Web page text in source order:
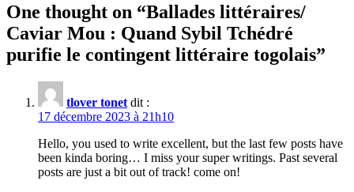
One thought on “Ballades littéraires/
Caviar Mou : Quand Sybil Tchédré
purifie le contingent littéraire togolais”
tlover tonet dit :
17 décembre 2023 à 21h10
Hello, you used to write excellent, but the last few posts have
been kinda boring… I miss your super writings. Past several
posts are just a bit out of track! come on!